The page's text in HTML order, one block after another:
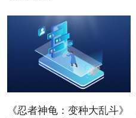
《忍者神龟：变种大乱斗》